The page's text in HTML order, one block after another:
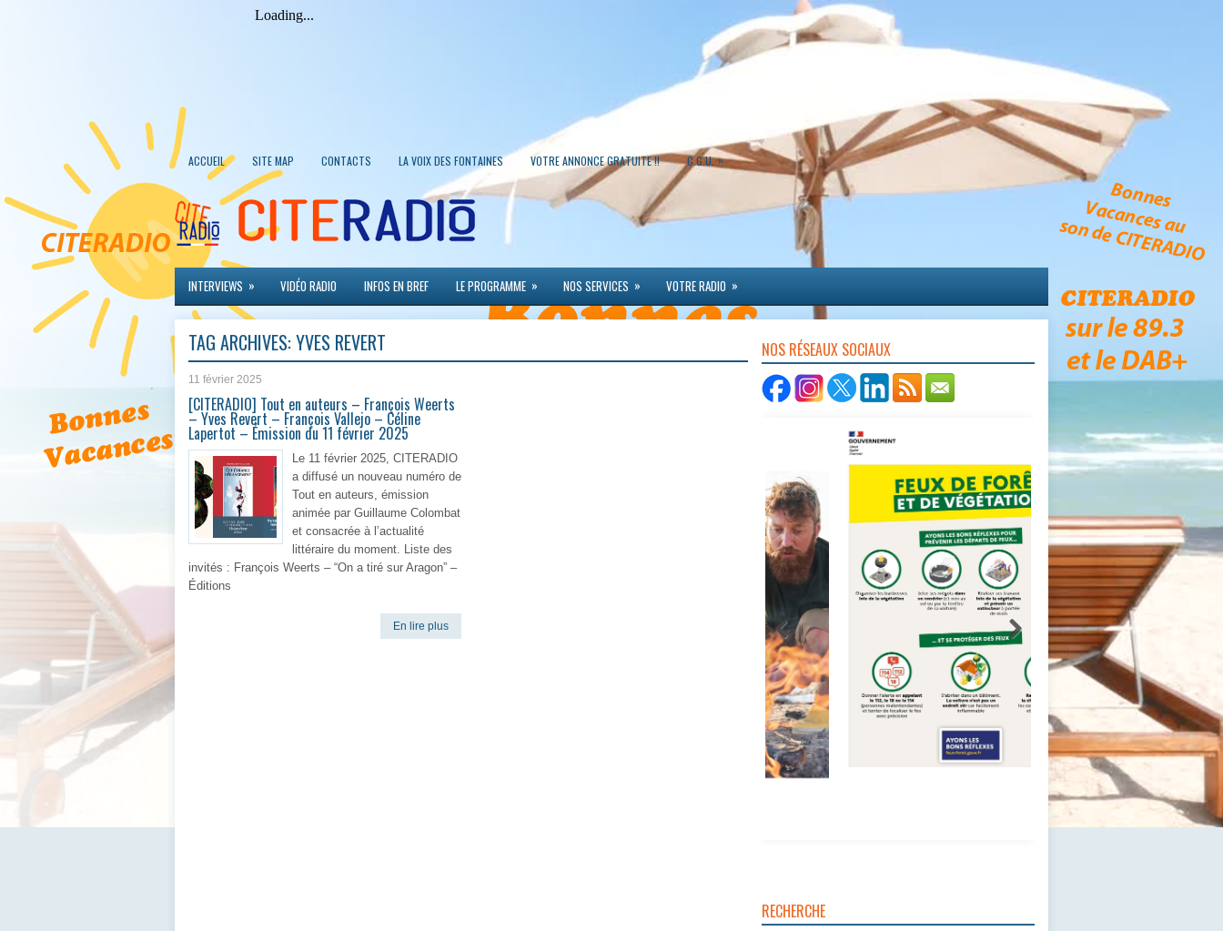
ACCUEIL SITE MAP CONTACTS LA VOIX DES FONTAINES VOTRE ANNONCE GRATUITE !! C.G.U. »
INTERVIEWS » VIDÉO RADIO INFOS EN BREF LE PROGRAMME » NOS SERVICES » VOTRE RADIO »
TAG ARCHIVES:YVES REVERT
11 février 2025
[CITERADIO] Tout en auteurs – François Weerts
– Yves Revert – François Vallejo – Céline
Lapertot – Émission du 11 février 2025
Le 11 février 2025, CITERADIO
a diffusé un nouveau numéro de
Tout en auteurs, émission
animée par Guillaume Colombat
et consacrée à l’actualité
littéraire du moment. Liste des
invités : François Weerts – “On a tiré sur Aragon” –
Éditions
En lire plus
NOS RÉSEAUX SOCIAUX
RECHERCHE